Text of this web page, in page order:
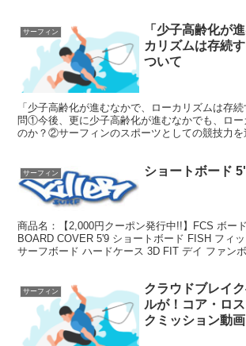
サーフィン
「少子高齢化が
カリズムは存続
ついて
「少子高齢化が進むなかで、ローカリズムは存
問①今後、更に少子高齢化が進むなかでも、ロー
のか？②サーフィンのスポーツとしての競技力を
サーフィン ショートボード
商品名：【2,000円クーポン発行中!!】FCS ボー
BOARD COVER 5'9 ショートボード FISH フィ
サーフボード ハードケース 3D FIT デイ ファン
サーフィン
クラウドブレイ
ルが！コア・ロ
クミッション動